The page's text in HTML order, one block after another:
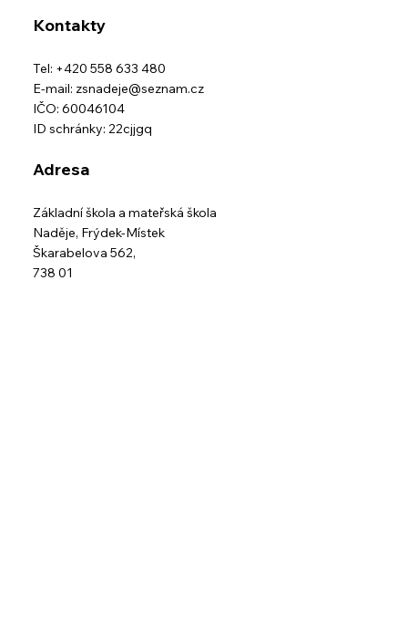
Kontakty
Tel: +420 558 633 480
E-mail: zsnadeje@seznam.cz
IČO: 60046104
ID schránky: 22cjjgq
Adresa
Základní škola a mateřská škola
Naděje, Frýdek-Místek
Škarabelova 562,
738 01